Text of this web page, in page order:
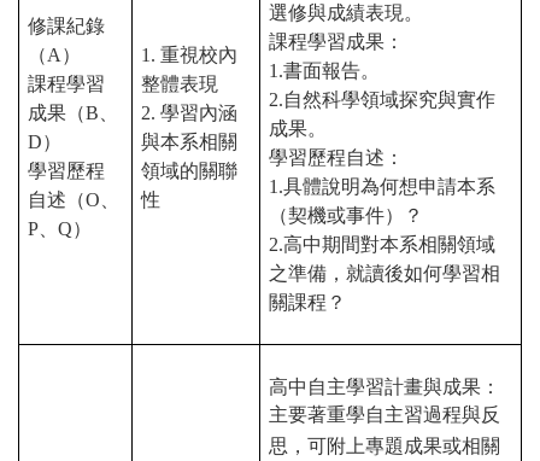
修課紀錄
（A ）
課程學習
成果（B
D）
學習歷程
自述（O
P 、Q）
1.重視校內
整體表現
2.學習內涵
與本系相關
領域的關聯
性
選修與成績表現。
課程學習成果：
1.書面報告。
2.自然科學領域探究與實作
成果。
學習歷程自述：
1.具體說明為何想申請本系
（契機或事件）？
2.高中期間對本系相關領域
之準備，就讀後如何學習相
關課程？
高中自主學習計畫與成果：
主要著重學自主習過程與反
思，可附上專題成果或相關